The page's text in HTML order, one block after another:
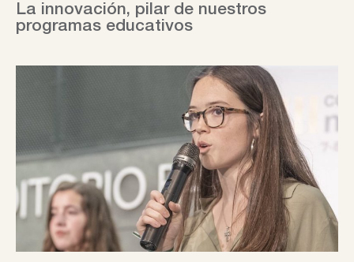
La innovación, pilar de nuestros
programas educativos